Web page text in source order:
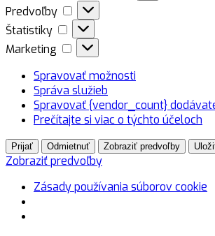
Predvoľby
Predvoľby
Štatistiky
Štatistiky
Marketing
Marketing
Spravovať možnosti
Správa služieb
Spravovať {vendor_count}
Prečítajte si viac o týchto účeloch
Prijať Odmietnuť Zobraziť predvoľby
Zobraziť predvoľby
Zásady používania súborov cookie